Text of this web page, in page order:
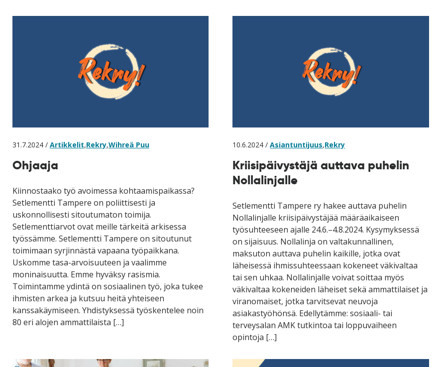
31.7.2024 / Artikkelit,Rekry,Wihreä Puu
Ohjaaja
Kiinnostaako työ avoimessa kohtaamispaikassa?
Setlementti Tampere on poliittisesti ja
uskonnollisesti sitoutumaton toimija.
Setlementtiarvot ovat meille tärkeitä arkisessa
työssämme. Setlementti Tampere on sitoutunut
toimimaan syrjinnästä vapaana työpaikkana.
Uskomme tasa-arvoisuuteen ja vaalimme
moninaisuutta. Emme hyväksy rasismia.
Toimintamme ydintä on sosiaalinen työ, joka tukee
ihmisten arkea ja kutsuu heitä yhteiseen
kanssakäymiseen. Yhdistyksessä työskentelee noin
80 eri alojen ammattilaista […]
10.6.2024 /Asiantuntijuus,Rekry
Kriisipäivystäjä auttava puhelin
Nollalinjalle
Setlementti Tampere ry hakee auttava puhelin
Nollalinjalle kriisipäivystäjää määräaikaiseen
työsuhteeseen ajalle 24.6.–4.8.2024. Kysymyksessä
on sijaisuus. Nollalinja on valtakunnallinen,
maksuton auttava puhelin kaikille, jotka ovat
läheisessä ihmissuhteessaan kokeneet väkivaltaa
tai sen uhkaa. Nollalinjalle voivat soittaa myös
väkivaltaa kokeneiden läheiset sekä ammattilaiset ja
viranomaiset, jotka tarvitsevat neuvoja
asiakastyöhönsä. Edellytämme: sosiaali- tai
terveysalan AMK tutkintoa tai loppuvaiheen
opintoja […]